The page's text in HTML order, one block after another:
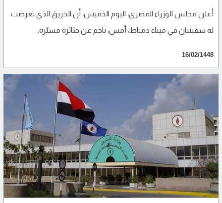
أعلن مجلس الوزراء المصري، اليوم الخميس، أن الحريق الذي تعرضت
له سفينتان في ميناء دمياط، أمس، ناجم عن طائرة مسيّرة.
16/02/1448